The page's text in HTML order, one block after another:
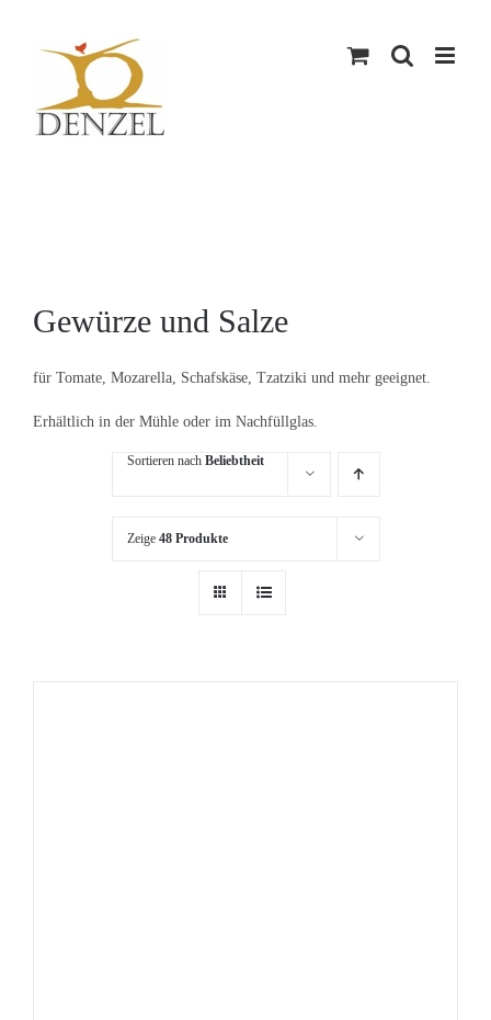
Gewürze und Salze
für Tomate, Mozarella, Schafskäse, Tzatziki und mehr geeignet.
Erhältlich in der Mühle oder im Nachfüllglas.
Sortieren nach Beliebtheit
Zeige 48 Produkte